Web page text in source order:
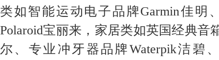
类如智能运动电子品牌Garmin佳明
Polaroid宝丽来，家居类如英国经典音
尔、专业冲牙器品牌Waterpik洁碧